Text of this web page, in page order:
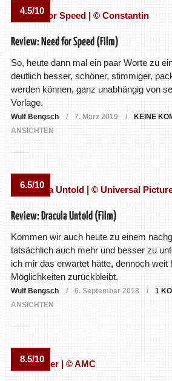
4.5/10
Review: Need for Speed (Film)
So, heute dann mal ein paar Worte zu
deutlich besser, schöner, stimmiger,
werden können, ganz unabhängig von
Vorlage.
Wulf Bengsch 7. März 2019 KEINE
ANSICHTEN
6.5/10
Review: Dracula Untold (Film)
Kommen wir auch heute zu einem
tatsächlich auch mehr und besser zu
ich mir das erwartet hätte, dennoch weit
Möglichkeiten zurückbleibt.
Wulf Bengsch 6. September 2018 1
ANSICHTEN
8.5/10